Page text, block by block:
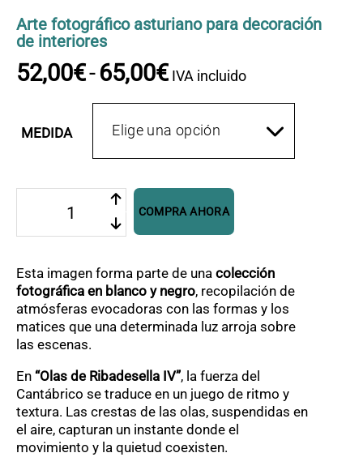
Arte fotográfico asturiano para decoración
de interiores
52,00€-65,00€Rango
precios:
desde
52,
0
hasta
65,
0
€
IVA incluido
MEDIDA
Ribadesella
cantidad
COMPRA AHORA
Esta imagen forma parte de una colección
fotográfica en blanco y negro, recopilación de
atmósferas evocadoras con las formas y los
matices que una determinada luz arroja sobre
las escenas.
En “Olas de Ribadesella IV”, la fuerza del
Cantábrico se traduce en un juego de ritmo y
textura. Las crestas de las olas, suspendidas en
el aire, capturan un instante donde el
movimiento y la quietud coexisten.